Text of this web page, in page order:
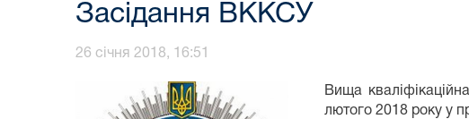
Засідання ВККСУ
26 січня 2018, 16:51
Вища
лютого 2018 рокуу